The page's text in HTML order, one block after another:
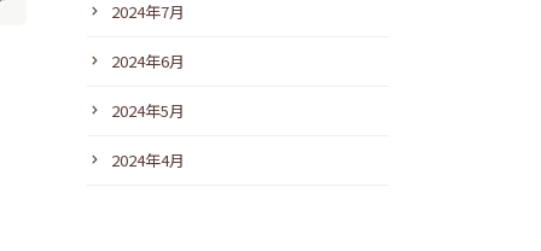
2024年7月
2024年6月
2024年5月
2024年4月